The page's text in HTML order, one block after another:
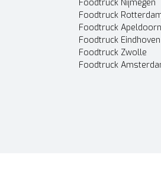
Foodtruck Nijmegen
Foodtruck
Foodtruck Apeldoorn
Foodtruck Eindhoven
Foodtruck Zwolle
Foodtruck